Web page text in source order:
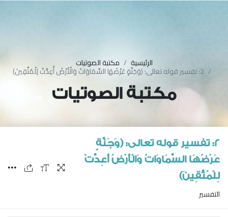
الرئيسية مكتبة الصوتيات
2: تفسير قوله تعالى: ﴿وَجَنَّةٍ عَرْضُهَا السَّمَاوَاتُ وَالْأَرْضُ أُعِدَّتْ لِلْمُتَّقِينَ﴾
مكتبة الصوتيات
2: تفسير قوله تعالى: ﴿وَجَنَّةٍ
عَرْضُهَا السَّمَاوَاتُ وَالْأَرْضُ أُعِدَّتْ
لِلْمُتَّقِينَ﴾
التفسير